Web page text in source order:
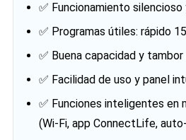
✅ Funcionamiento silencioso
✅ Programas útiles: rápido
✅ Buena capacidad y tambor
✅ Facilidad de uso y panel
✅ Funciones inteligentes en
(Wi‑Fi, app ConnectLife,